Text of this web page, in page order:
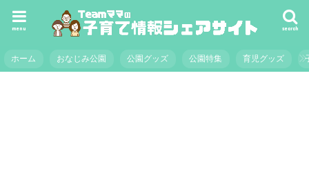
search
menu
ホーム おなじみ公園 公園グッズ 公園特集 育児グッズ